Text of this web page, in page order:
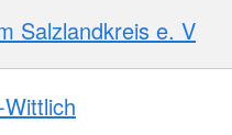
Salzlandkreis e. V